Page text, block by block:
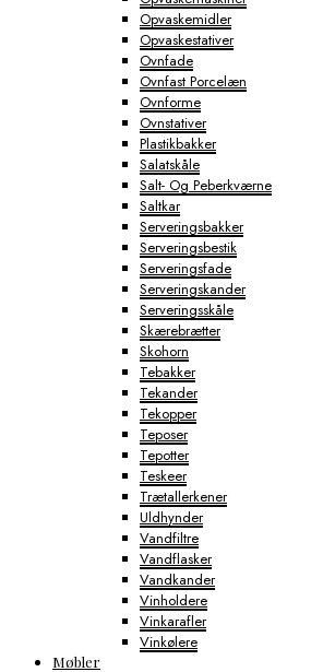
Opvaskemidler
Opvaskestativer
Ovnfade
Ovnfast Porcelæn
Ovnforme
Ovnstativer
Plastikbakker
Salatskåle
Salt- Og Peberkværne
Saltkar
Serveringsbakker
Serveringsbestik
Serveringsfade
Serveringskander
Serveringsskåle
Skærebrætter
Skohorn
Tebakker
Tekander
Tekopper
Teposer
Tepotter
Teskeer
Trætallerkener
Uldhynder
Vandfiltre
Vandflasker
Vandkander
Vinholdere
Vinkarafler
Vinkølere
Møbler